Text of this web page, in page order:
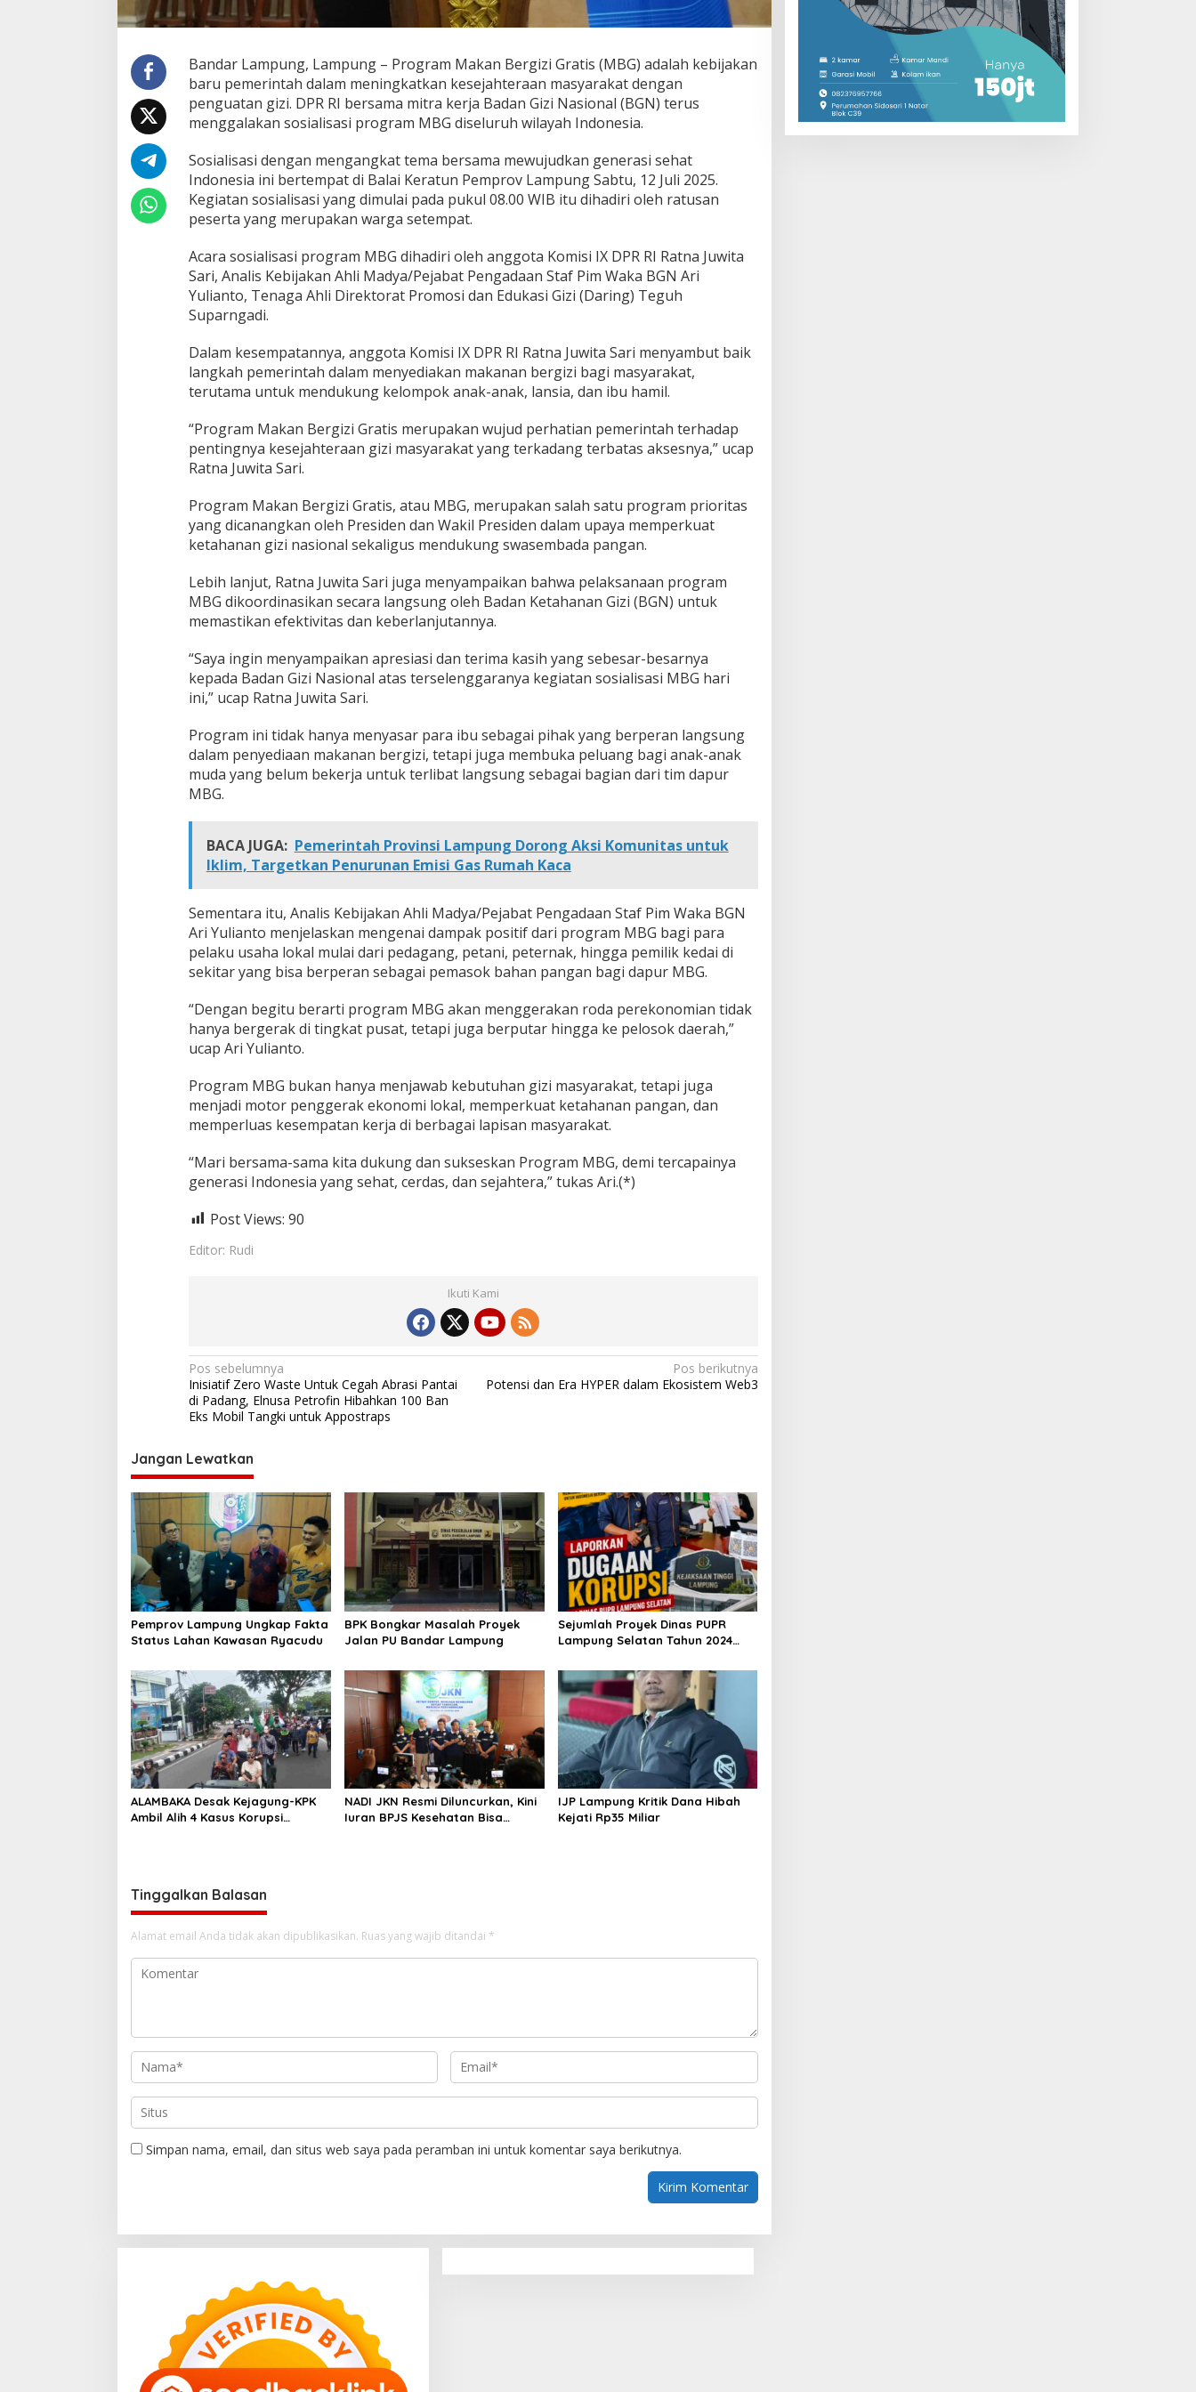
e
e
i
n
t
h
T
i
n
g
a
t
k
a
n
z
M
s
y
a
r
k
a
t
Bandar Lampung, Lampung – Program Makan Bergizi Gratis (MBG) adalah kebijakan
baru pemerintah dalam meningkatkan kesejahteraan masyarakat dengan
penguatan gizi. DPR RI bersama mitra kerja Badan Gizi Nasional (BGN) terus
menggalakan sosialisasi program MBG diseluruh wilayah Indonesia.
Sosialisasi dengan mengangkat tema bersama mewujudkan generasi sehat
Indonesia ini bertempat di Balai Keratun Pemprov Lampung Sabtu, 12 Juli 2025.
Kegiatan sosialisasi yang dimulai pada pukul 08.00 WIB itu dihadiri oleh ratusan
peserta yang merupakan warga setempat.
Acara sosialisasi program MBG dihadiri oleh anggota Komisi IX DPR RI Ratna Juwita
Sari, Analis Kebijakan Ahli Madya/Pejabat Pengadaan Staf Pim Waka BGN Ari
Yulianto, Tenaga Ahli Direktorat Promosi dan Edukasi Gizi (Daring) Teguh
Suparngadi.
Dalam kesempatannya, anggota Komisi IX DPR RI Ratna Juwita Sari menyambut baik
langkah pemerintah dalam menyediakan makanan bergizi bagi masyarakat,
terutama untuk mendukung kelompok anak-anak, lansia, dan ibu hamil.
“Program Makan Bergizi Gratis merupakan wujud perhatian pemerintah terhadap
pentingnya kesejahteraan gizi masyarakat yang terkadang terbatas aksesnya,” ucap
Ratna Juwita Sari.
Program Makan Bergizi Gratis, atau MBG, merupakan salah satu program prioritas
yang dicanangkan oleh Presiden dan Wakil Presiden dalam upaya memperkuat
ketahanan gizi nasional sekaligus mendukung swasembada pangan.
Lebih lanjut, Ratna Juwita Sari juga menyampaikan bahwa pelaksanaan program
MBG dikoordinasikan secara langsung oleh Badan Ketahanan Gizi (BGN) untuk
memastikan efektivitas dan keberlanjutannya.
“Saya ingin menyampaikan apresiasi dan terima kasih yang sebesar-besarnya
kepada Badan Gizi Nasional atas terselenggaranya kegiatan sosialisasi MBG hari
ini,” ucap Ratna Juwita Sari.
Program ini tidak hanya menyasar para ibu sebagai pihak yang berperan langsung
dalam penyediaan makanan bergizi, tetapi juga membuka peluang bagi anak-anak
muda yang belum bekerja untuk terlibat langsung sebagai bagian dari tim dapur
MBG.
BACA JUGA: Pemerintah Provinsi Lampung Dorong Aksi Komunitas untuk
Iklim, Targetkan Penurunan Emisi Gas Rumah Kaca
Sementara itu, Analis Kebijakan Ahli Madya/Pejabat Pengadaan Staf Pim Waka BGN
Ari Yulianto menjelaskan mengenai dampak positif dari program MBG bagi para
pelaku usaha lokal mulai dari pedagang, petani, peternak, hingga pemilik kedai di
sekitar yang bisa berperan sebagai pemasok bahan pangan bagi dapur MBG.
“Dengan begitu berarti program MBG akan menggerakan roda perekonomian tidak
hanya bergerak di tingkat pusat, tetapi juga berputar hingga ke pelosok daerah,”
ucap Ari Yulianto.
Program MBG bukan hanya menjawab kebutuhan gizi masyarakat, tetapi juga
menjadi motor penggerak ekonomi lokal, memperkuat ketahanan pangan, dan
memperluas kesempatan kerja di berbagai lapisan masyarakat.
“Mari bersama-sama kita dukung dan sukseskan Program MBG, demi tercapainya
generasi Indonesia yang sehat, cerdas, dan sejahtera,” tukas Ari.(*)
Post Views: 90
Editor: Rudi
Ikuti Kami
N
a
v
i
g
a
s
i
p
o
s
Pos sebelumnya
Inisiatif Zero Waste Untuk Cegah Abrasi Pantai
di Padang, Elnusa Petrofin Hibahkan 100 Ban
Eks Mobil Tangki untuk Appostraps
Pos berikutnya
Potensi dan Era HYPER dalam Ekosistem Web3
Jangan Lewatkan
Pemprov Lampung Ungkap Fakta
Status Lahan Kawasan Ryacudu
BPK Bongkar Masalah Proyek
Jalan PU Bandar Lampung
Sejumlah Proyek Dinas PUPR
Lampung Selatan Tahun 2024
Ke KEJATI Lampung
ALAMBAKA Desak Kejagung-KPK
Ambil Alih 4 Kasus Korupsi
NADI JKN Resmi Diluncurkan, Kini
Iuran BPJS Kesehatan Bisa
IJP Lampung Kritik Dana Hibah
Kejati Rp35 Miliar
Tinggalkan Balasan
Alamat email Anda tidak akan dipublikasikan. Ruas yang wajib ditandai *
Simpan nama, email, dan situs web saya pada peramban ini untuk komentar saya berikutnya.